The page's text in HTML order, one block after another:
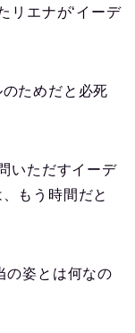
リエナが‘イーデ
ためだと必死
いただすイーデ
もう時間だと
の姿とは何なの